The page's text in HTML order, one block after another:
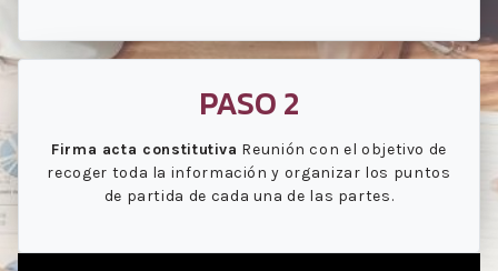
PASO 2
Firma acta constitutiva Reunión con el objetivo de
recoger toda la información y organizar los puntos
de partida de cada una de las partes.